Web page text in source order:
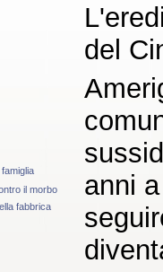
il morbo
fabbrica
del
anni